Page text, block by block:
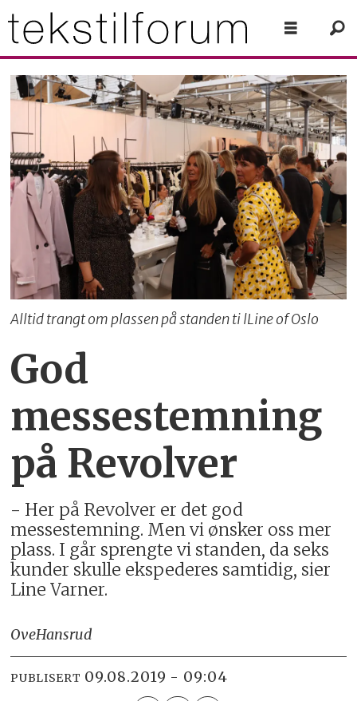
Alltid trangt om plassen på standen ti lLine of Oslo
God
messestemning
på Revolver
- Her på Revolver er det god
messestemning. Men vi ønsker oss mer
plass. I går sprengte vi standen, da seks
kunder skulle ekspederes samtidig, sier
Line Varner.
OveHansrud
PUBLISERT 09.08.2019 - 09:04